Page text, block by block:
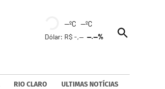
--ºC --ºC
Dólar: R$ -,----.--%
Open
Search
RIO CLARO ULTIMAS NOTÍCIAS